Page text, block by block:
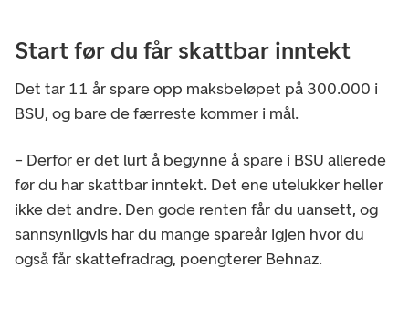
Start før du får skattbar inntekt
Det tar 11 år spare opp maksbeløpet på 300.000 i
BSU, og bare de færreste kommer i mål.
– Derfor er det lurt å begynne å spare i BSU allerede
før du har skattbar inntekt. Det ene utelukker heller
ikke det andre. Den gode renten får du uansett, og
sannsynligvis har du mange spareår igjen hvor du
også får skattefradrag, poengterer Behnaz.